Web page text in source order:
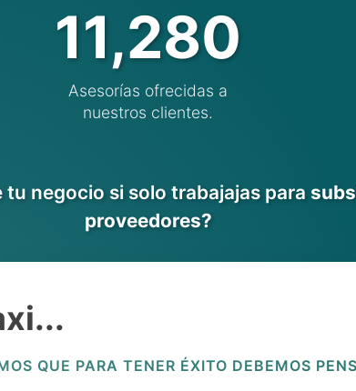
11,280
Asesorías ofrecidas a
nuestros clientes.
tu negocio si solo trabajajas para
proveedores?
QUE PARA TENER ÉXITO DEBEMOS